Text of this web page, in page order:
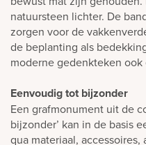
natuursteen lichter. De
zorgen voor de
de beplanting als
moderne gedenkteken
Eenvoudig tot bijzonder
Een grafmonument uit de
bijzonder’ kan in de basis
qua materiaal,